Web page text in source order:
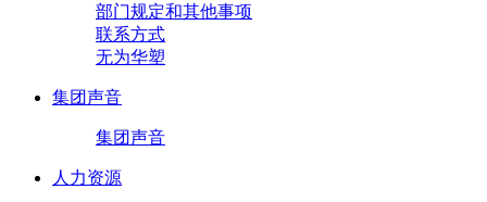
部门规定和其他事项
联系方式
无为华塑
集团声音
集团声音
人力资源